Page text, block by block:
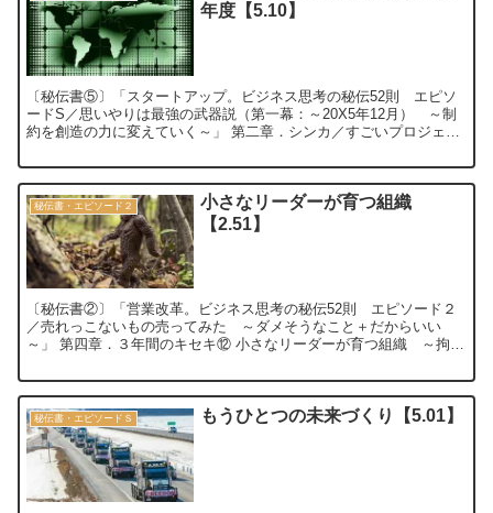
年度【5.10】
〔秘伝書⑤〕「スタートアップ。ビジネス思考の秘伝52則 エピソ
ードS／思いやりは最強の武器説（第一幕：～20X5年12月） ～制
約を創造の力に変えていく～」 第二章．シンカ／すごいプロジェク
秘伝書・エピソード２
小さなリーダーが育つ組織
【2.51】
〔秘伝書②〕「営業改革。ビジネス思考の秘伝52則 エピソード２
／売れっこないもの売ってみた ～ダメそうなこと＋だからいい
～」 第四章．３年間のキセキ⑫ 小さなリーダーが育つ組織 ～拘り
秘伝書・エピソードＳ もうひとつの未来づくり【5.01】